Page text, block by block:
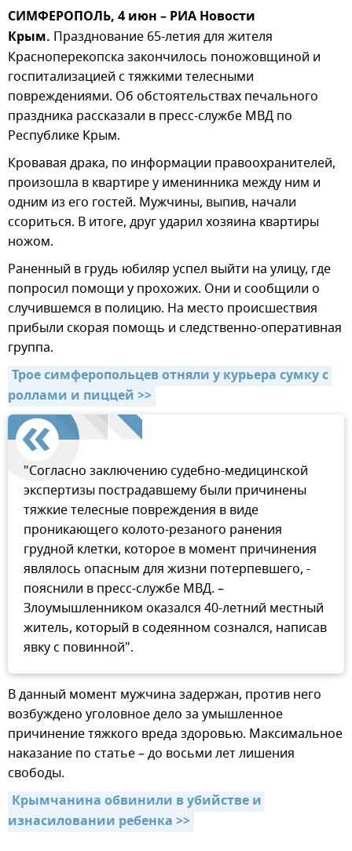
СИМФЕРОПОЛЬ, 4 июн – РИА Новости
Крым. Празднование 65-летия для жителя
Красноперекопска закончилось поножовщиной и
госпитализацией с тяжкими телесными
повреждениями. Об обстоятельствах печального
праздника рассказали в пресс-службе МВД по
Республике Крым.
Кровавая драка, по информации правоохранителей,
произошла в квартире у именинника между ним и
одним из его гостей. Мужчины, выпив, начали
ссориться. В итоге, друг ударил хозяина квартиры
ножом.
Раненный в грудь юбиляр успел выйти на улицу, где
попросил помощи у прохожих. Они и сообщили о
случившемся в полицию. На место происшествия
прибыли скорая помощь и следственно-оперативная
группа.
Трое симферопольцев отняли у курьера сумку с
роллами и пиццей >>
"Согласно заключению судебно-медицинской
экспертизы пострадавшему были причинены
тяжкие телесные повреждения в виде
проникающего колото-резаного ранения
грудной клетки, которое в момент причинения
являлось опасным для жизни потерпевшего, -
пояснили в пресс-службе МВД. –
Злоумышленником оказался 40-летний местный
житель, который в содеянном сознался, написав
явку с повинной".
В данный момент мужчина задержан, против него
возбуждено уголовное дело за умышленное
причинение тяжкого вреда здоровью. Максимальное
наказание по статье – до восьми лет лишения
свободы.
Крымчанина обвинили в убийстве и
изнасиловании ребенка >>